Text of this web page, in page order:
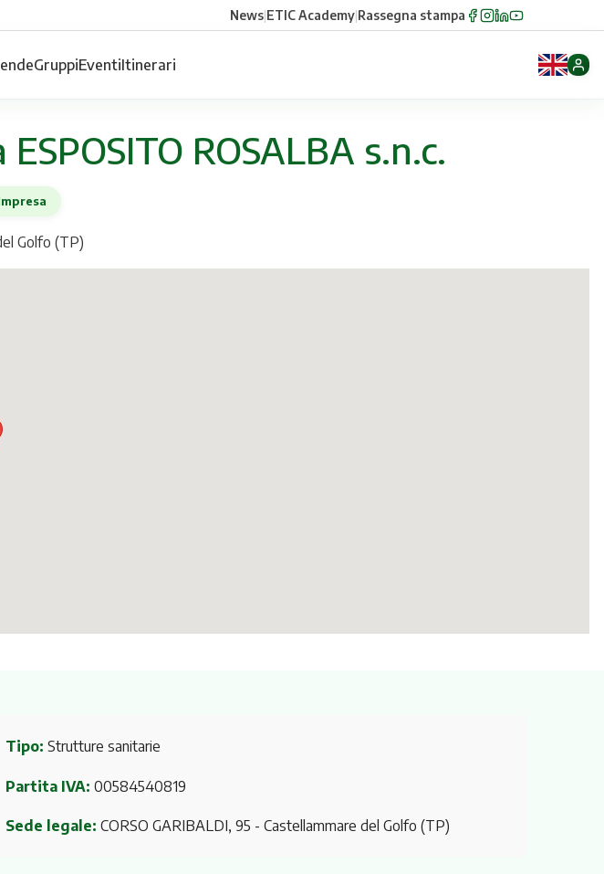
News|ETIC Academy|Rassegna stampa
GruppiEventiItinerari
ROSALBA s.n.c.
Golfo (TP)
Tipo: Strutture sanitarie
Partita IVA: 00584540819
Sede legale: CORSO GARIBALDI, 95 - Castellammare del Golfo (TP)